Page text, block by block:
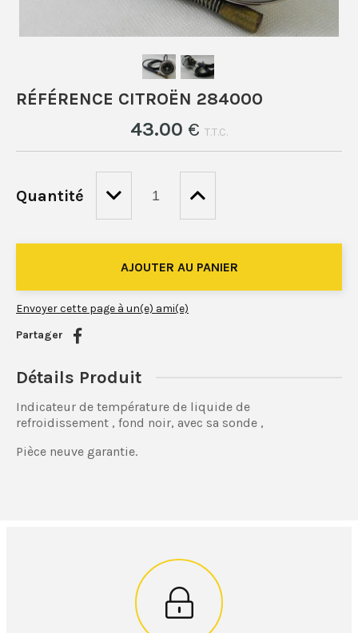
RÉFÉRENCE CITROËN 284000
43.00 € T.T.C.
Quantité
Envoyer cette page à un(e) ami(e)
Partager
Détails Produit
Indicateur de température de liquide de
refroidissement , fond noir, avec sa sonde ,
Pièce neuve garantie.